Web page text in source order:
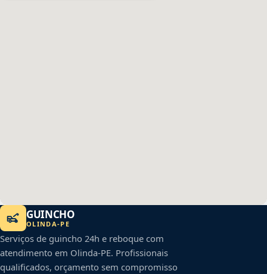
GUINCHO
OLINDA-PE
Serviços de guincho 24h e reboque com
atendimento em Olinda-PE. Profissionais
qualificados, orçamento sem compromisso